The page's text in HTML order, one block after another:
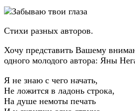
Стихи разных авторов.
Хочу представить Вашему
одного молодого автора: Яны
Я не знаю с чего начать,
Не ложится в ладонь строка,
На душе немоты печать